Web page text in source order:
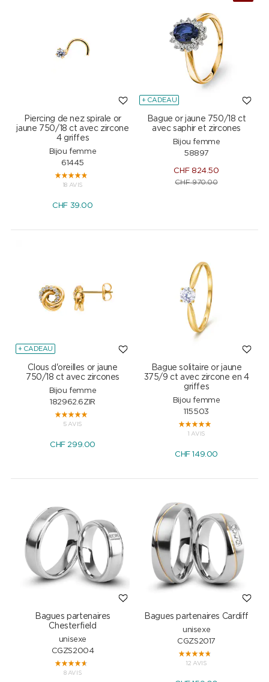
Piercing de nez spirale or
jaune 750/18 ct avec zircone
4 griffes
Bijou femme
61445
18 AVIS
CHF 39.00
+ CADEAU
Bague or jaune 750/18 ct
avec saphir et zircones
Bijou femme
58897
CHF 824.50
CHF970.00
+ CADEAU
Clous d'oreilles or jaune
750/18 ct avec zircones
Bijou femme
182962.6ZIR
5 AVIS
CHF 299.00
Bague solitaire or jaune
375/9 ct avec zircone en 4
griffes
Bijou femme
115503
1 AVIS
CHF 149.00
Bagues partenaires
Chesterfield
unisexe
CGZS2004
8 AVIS
Bagues partenaires Cardiff
unisexe
CGZS2017
12 AVIS